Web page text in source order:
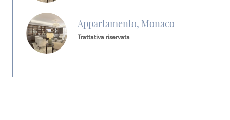
Appartamento, Monaco
Trattativa riservata